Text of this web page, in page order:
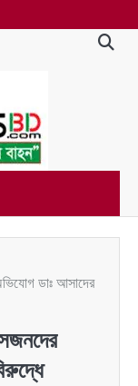
ডাঃ আসাদের